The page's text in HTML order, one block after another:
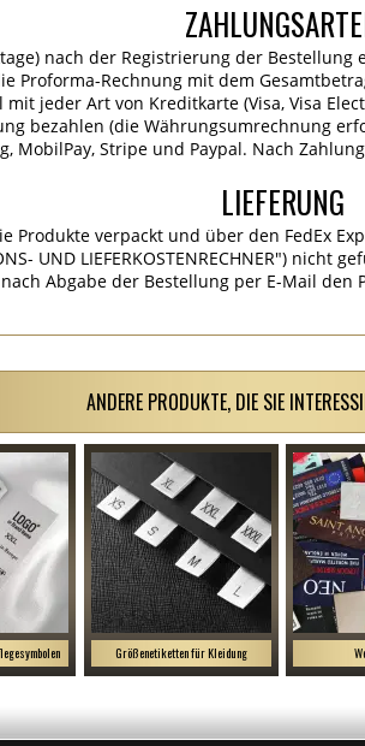
nach der Registrierung der
Proforma-Rechnung mit dem
jeder Art von Kreditkarte (Visa, Visa
bezahlen (die Währungsumrechnung
MobilPay, Stripe und Paypal. Nach
LIEFERUNG
Produkte verpackt und über den FedEx
UND LIEFERKOSTENRECHNER")
nach Abgabe der Bestellung per E-Mail den
ANDERE PRODUKTE, DIE SIE
Größenetiketten für Kleidung